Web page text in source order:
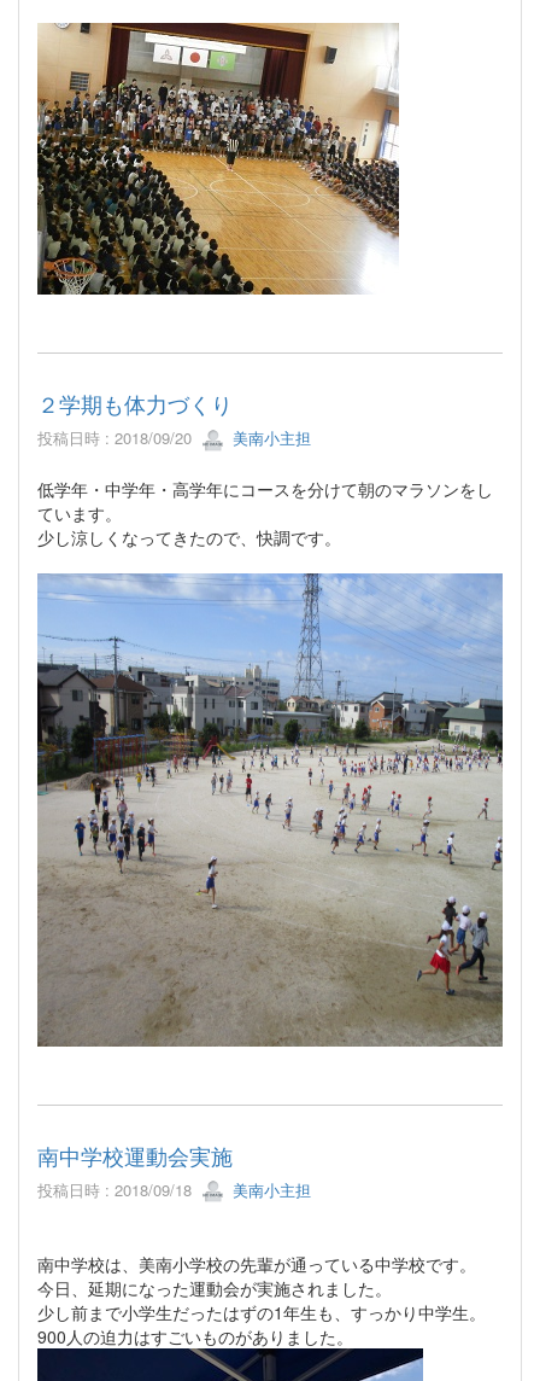
２学期も体力づくり
投稿日時 : 2018/09/20 美南小主担
低学年・中学年・高学年にコースを分けて朝のマラソンをし
ています。
少し涼しくなってきたので、快調です。
南中学校運動会実施
投稿日時 : 2018/09/18 美南小主担
南中学校は、美南小学校の先輩が通っている中学校です。
今日、延期になった運動会が実施されました。
少し前まで小学生だったはずの1年生も、すっかり中学生。
900人の迫力はすごいものがありました。